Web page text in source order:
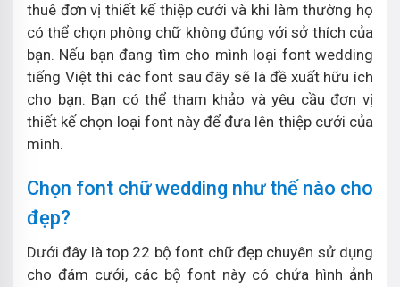
thuê đơn vị thiết kế thiệp cưới và khi làm thường họ
có thể chọn phông chữ không đúng với sở thích của
bạn. Nếu bạn đang tìm cho mình loại font wedding
tiếng Việt thì các font sau đây sẽ là đề xuất hữu ích
cho bạn. Bạn có thể tham khảo và yêu cầu đơn vị
thiết kế chọn loại font này để đưa lên thiệp cưới của
mình.
Chọn font chữ wedding như thế nào cho
đẹp?
Dưới đây là top 22 bộ font chữ đẹp chuyên sử dụng
cho đám cưới, các bộ font này có chứa hình ảnh